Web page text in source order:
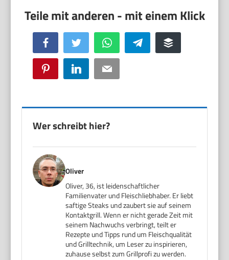
Facebook Twitter WhatsApp Telegram Buffer
Pinterest LinkedIn Email
Wer schreibt hier?
Oliver
Oliver, 36, ist leidenschaftlicher
Familienvater und Fleischliebhaber. Er liebt
saftige Steaks und zaubert sie auf seinem
Kontaktgrill. Wenn er nicht gerade Zeit mit
seinem Nachwuchs verbringt, teilt er
Rezepte und Tipps rund um Fleischqualität
und Grilltechnik, um Leser zu inspirieren,
zuhause selbst zum Grillprofi zu werden.